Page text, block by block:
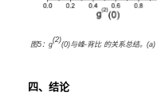
图5：g(2)(0)与峰-背比 的关系总结。
四、结论